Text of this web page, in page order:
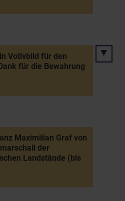
Votivbild für den
für die Bewahrung
Maximilian Graf von
der
Landstände (bis